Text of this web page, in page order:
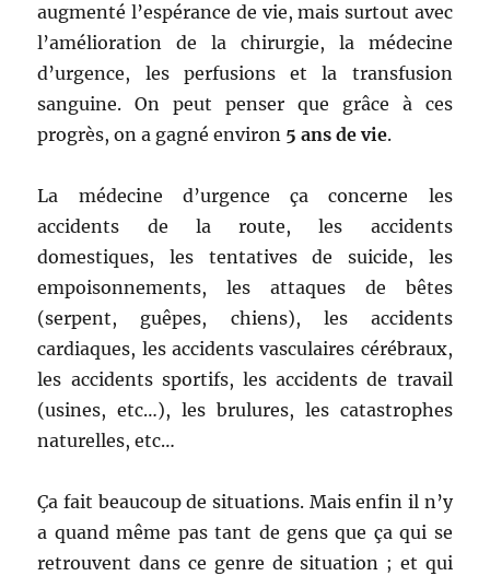
augmenté l’espérance de vie, mais surtout avec
l’amélioration de la chirurgie, la médecine
d’urgence, les perfusions et la transfusion
sanguine. On peut penser que grâce à ces
progrès, on a gagné environ 5 ans de vie.
La médecine d’urgence ça concerne les
accidents de la route, les accidents
domestiques, les tentatives de suicide, les
empoisonnements, les attaques de bêtes
(serpent, guêpes, chiens), les accidents
cardiaques, les accidents vasculaires cérébraux,
les accidents sportifs, les accidents de travail
(usines, etc…), les brulures, les catastrophes
naturelles, etc…
Ça fait beaucoup de situations. Mais enfin il n’y
a quand même pas tant de gens que ça qui se
retrouvent dans ce genre de situation ; et qui